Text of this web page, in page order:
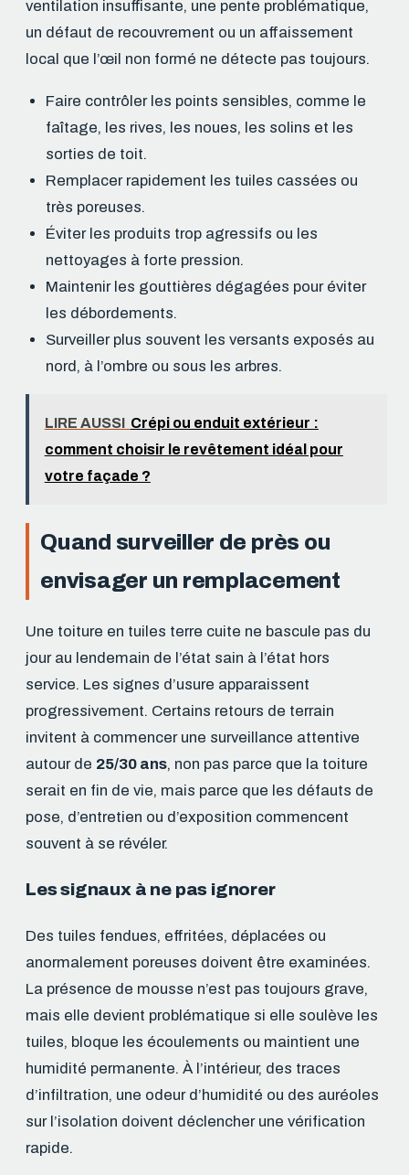
ventilation insuffisante, une pente problématique,
un défaut de recouvrement ou un affaissement
local que l’œil non formé ne détecte pas toujours.
Faire contrôler les points sensibles, comme le
faîtage, les rives, les noues, les solins et les
sorties de toit.
Remplacer rapidement les tuiles cassées ou
très poreuses.
Éviter les produits trop agressifs ou les
nettoyages à forte pression.
Maintenir les gouttières dégagées pour éviter
les débordements.
Surveiller plus souvent les versants exposés au
nord, à l’ombre ou sous les arbres.
LIRE AUSSI Crépi ou enduit extérieur :
comment choisir le revêtement idéal pour
votre façade ?
Quand surveiller de près ou
envisager un remplacement
Une toiture en tuiles terre cuite ne bascule pas du
jour au lendemain de l’état sain à l’état hors
service. Les signes d’usure apparaissent
progressivement. Certains retours de terrain
invitent à commencer une surveillance attentive
autour de 25/30 ans, non pas parce que la toiture
serait en fin de vie, mais parce que les défauts de
pose, d’entretien ou d’exposition commencent
souvent à se révéler.
Les signaux à ne pas ignorer
Des tuiles fendues, effritées, déplacées ou
anormalement poreuses doivent être examinées.
La présence de mousse n’est pas toujours grave,
mais elle devient problématique si elle soulève les
tuiles, bloque les écoulements ou maintient une
humidité permanente. À l’intérieur, des traces
d’infiltration, une odeur d’humidité ou des auréoles
sur l’isolation doivent déclencher une vérification
rapide.